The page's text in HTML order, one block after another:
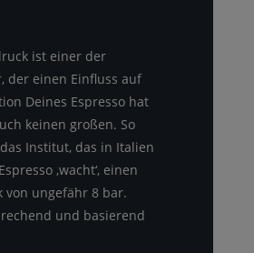
ist einer der
der einen Einfluss auf
Deines Espresso hat
keinen großen. So
Institut, das in Italien
‚wacht‘, einen
von ungefähr 8 bar.
und basierend